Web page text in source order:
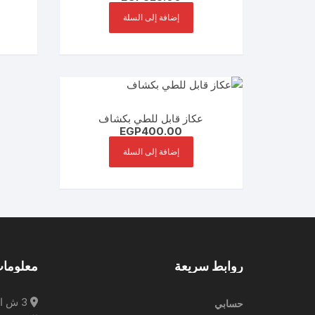
إضافة إلى السلة
عكاز قابل للطي بكشاف
EGP400.00
إضافة إلى السلة
روابط سريعة
حسابي
3 ش